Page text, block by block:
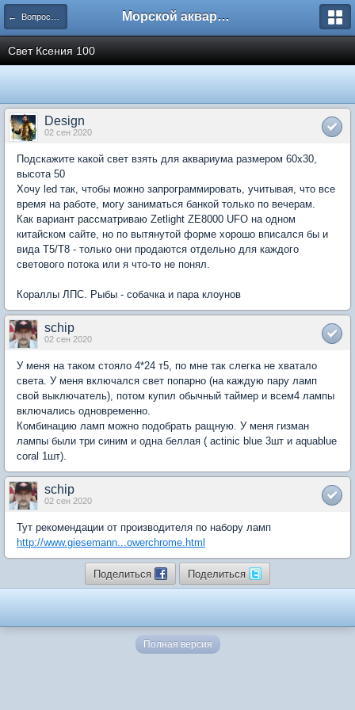
← Вопросы новичков Морской аквариум. Форумы ReefCentral.ru
Свет Ксения 100
Design
02 сен 2020
Подскажите какой свет взять для аквариума размером 60х30,
высота 50
Хочу led так, чтобы можно запрограммировать, учитывая, что все
время на работе, могу заниматься банкой только по вечерам.
Как вариант рассматриваю Zetlight ZE8000 UFO на одном
китайском сайте, но по вытянутой форме хорошо вписался бы и
вида Т5/Т8 - только они продаются отдельно для каждого
светового потока или я что-то не понял.
Кораллы ЛПС. Рыбы - собачка и пара клоунов
schip
02 сен 2020
У меня на таком стояло 4*24 т5, по мне так слегка не хватало
света. У меня включался свет попарно (на каждую пару ламп
свой выключатель), потом купил обычный таймер и всем4 лампы
включались одновременно.
Комбинацию ламп можно подобрать ращную. У меня гизман
лампы были три синим и одна беллая ( actinic blue 3шт и aquablue
coral 1шт).
schip
02 сен 2020
Тут рекомендации от производителя по набору ламп
http://www.giesemann...owerchrome.html
Поделиться Поделиться
Полная версия